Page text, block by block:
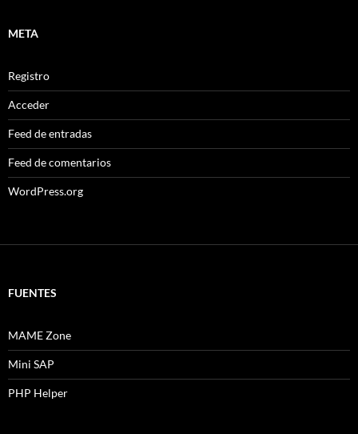
META
Registro
Acceder
Feed de entradas
Feed de comentarios
WordPress.org
FUENTES
MAME Zone
Mini SAP
PHP Helper